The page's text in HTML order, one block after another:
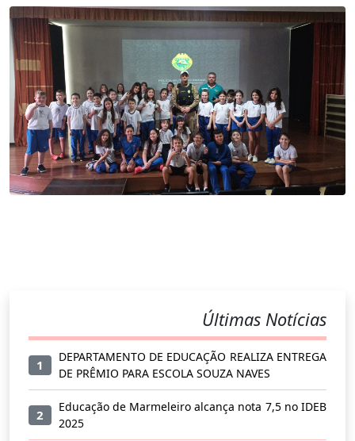
Últimas Notícias
1
DEPARTAMENTO DE EDUCAÇÃO REALIZA ENTREGA
DE PRÊMIO PARA ESCOLA SOUZA NAVES
2
Educação de Marmeleiro alcança nota 7,5 no IDEB
2025